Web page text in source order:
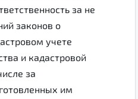
за не
законов о
учете
и кадастровой
за
им